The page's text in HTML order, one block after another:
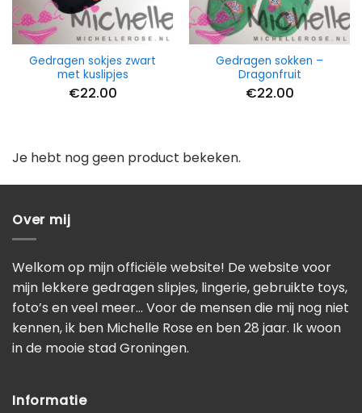
Gedragen sokjes zwart
met kuslipjes
€22.00
Gedragen sokken –
Dragonfruit
€22.00
Je hebt nog geen product bekeken.
Over mij
Welkom op mijn officiële website! De website voor
mijn lekkere gedragen slipjes, lingerie, gebruikte toys,
foto’s en veel meer… Voor de mensen die mij nog niet
kennen, ik ben Michelle Rose en ben 28 jaar. Ik woon
in de mooie stad Groningen.
Informatie